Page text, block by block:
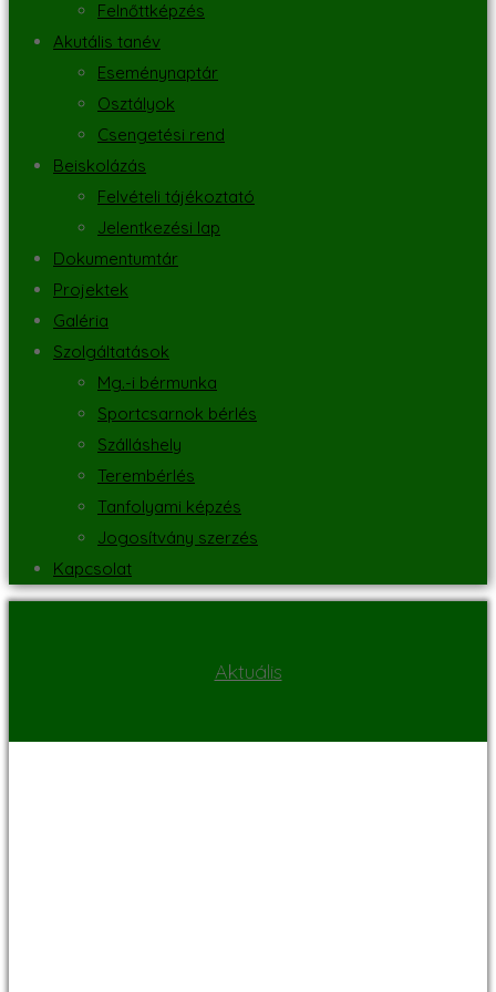
Felnőttképzés
Akutális tanév
Eseménynaptár
Osztályok
Csengetési rend
Beiskolázás
Felvételi tájékoztató
Jelentkezési lap
Dokumentumtár
Projektek
Galéria
Szolgáltatások
Mg.-i bérmunka
Sportcsarnok bérlés
Szálláshely
Terembérlés
Tanfolyami képzés
Jogosítvány szerzés
Kapcsolat
Aktuális